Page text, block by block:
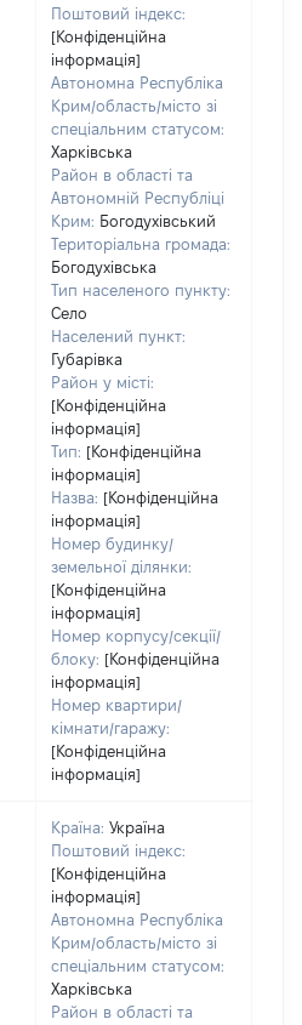
Поштовий індекс:
[Конфіденційна
інформація]
Автономна Республіка
Крим/область/місто зі
спеціальним статусом:
Харківська
Район в області та
Автономній Республіці
Крим: Богодухівський
Територіальна громада:
Богодухівська
Тип населеного пункту:
Село
Населений пункт:
Губарівка
Район у місті:
[Конфіденційна
інформація]
Тип: [Конфіденційна
інформація]
Назва: [Конфіденційна
інформація]
Номер будинку/
земельної ділянки:
[Конфіденційна
інформація]
Номер корпусу/секції/
блоку: [Конфіденційна
інформація]
Номер квартири/
кімнати/гаражу:
[Конфіденційна
інформація]
Країна: Україна
Поштовий індекс:
[Конфіденційна
інформація]
Автономна Республіка
Крим/область/місто зі
спеціальним статусом:
Харківська
Район в області та